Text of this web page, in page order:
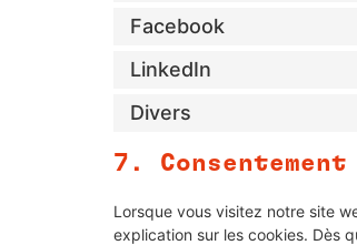
Facebook
LinkedIn
Divers
7. Consentement
Lorsque vous visitez notre site
explication sur les cookies. Dès